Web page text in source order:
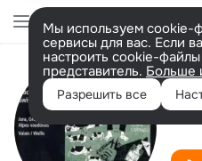
Мы используем cookie-
сервисы для вас. Если
настроить cookie-
представитель. Больше
Разрешить все